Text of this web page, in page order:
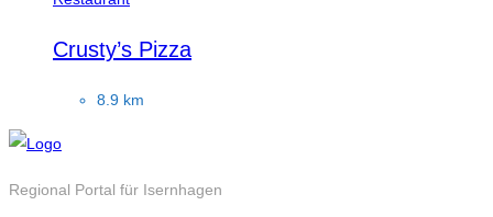
Crusty’s Pizza
8.9 km
Regional Portal für Isernhagen